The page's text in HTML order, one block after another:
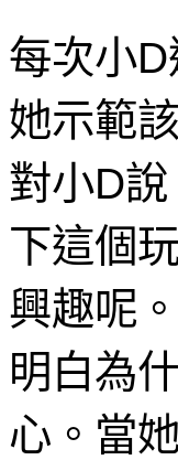
每次小
她示範
對小D
下這個
興趣呢
明白為
心。當